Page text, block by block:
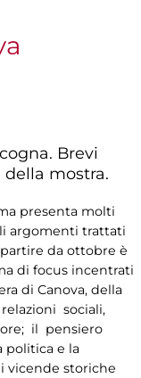
Brevi
della mostra.
presenta molti
argomenti trattati
da ottobre è
di focus incentrati
di Canova, della
sociali,
il pensiero
politica e la
vicende storiche